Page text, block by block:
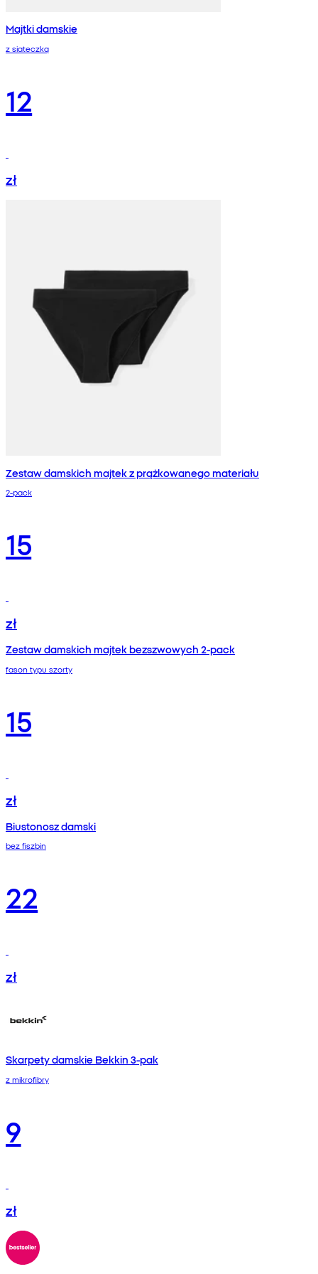
Majtki damskie
z siateczką
12
zł
Zestaw damskich majtek z prążkowanego materiału
2-pack
15
zł
Zestaw damskich majtek bezszwowych 2-pack
fason typu szorty
15
zł
Biustonosz damski
bez fiszbin
22
zł
Skarpety damskie Bekkin 3-pak
z mikrofibry
9
zł